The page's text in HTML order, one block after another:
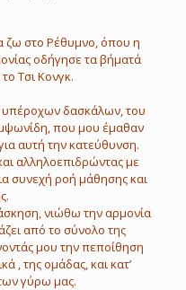
ζω στο Ρέθυμνο, όπου η
οδήγησε τα βήματά
Τσι Κονγκ.
δασκάλων, του
που μου έμαθαν
αυτή την κατεύθυνση.
αλληλοεπιδρώντας με
συνεχή ροή μάθησης και
νιώθω την αρμονία
από το σύνολο της
μου την πεποίθηση
, της ομάδας, και κατ’
γύρω μας.